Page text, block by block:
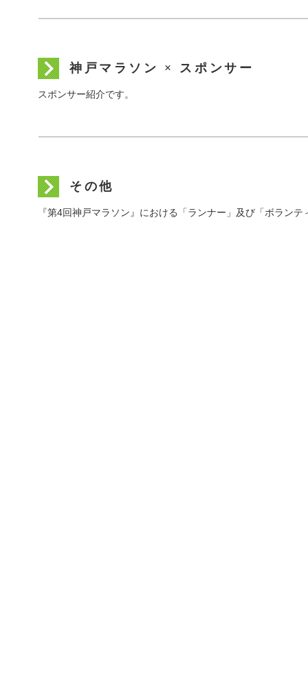
神戸マラソン × スポンサー
スポンサー紹介です。
その他
『第4回神戸マラソン』における「ランナー」及び「ボラン